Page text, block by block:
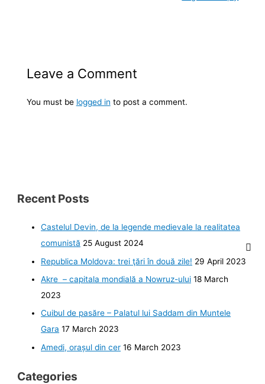
Leave a Comment
You must be logged in to post a comment.
Recent Posts
Castelul Devin, de la legende medievale la realitatea
comunistă 25 August 2024
Republica Moldova: trei ţări în două zile! 29 April 2023
Akre – capitala mondială a Nowruz-ului 18 March
2023
Cuibul de pasăre – Palatul lui Saddam din Muntele
Gara 17 March 2023
Amedi, orașul din cer 16 March 2023
Categories